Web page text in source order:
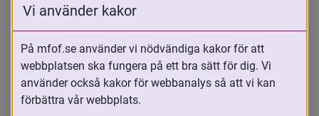
Oavsett om du är adopterad,
adoptivförälder eller arbetar med
Vi använder kakor
På mfof.se använder vi nödvändiga kakor för att
webbplatsen ska fungera på ett bra sätt för dig. Vi
använder också kakor för webbanalys så att vi kan
förbättra vår webbplats.